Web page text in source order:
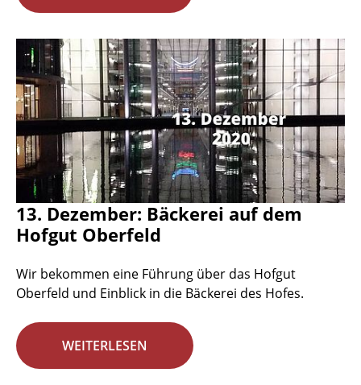
13. Dezember: Bäckerei auf dem
Hofgut Oberfeld
Wir bekommen eine Führung über das Hofgut
Oberfeld und Einblick in die Bäckerei des Hofes.
WEITERLESEN